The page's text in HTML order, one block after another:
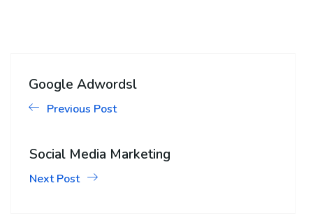
Google Adwordsl
Previous Post
Social Media Marketing
Next Post